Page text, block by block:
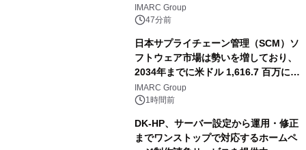
記録
IMARC Group
47分前
日本サプライチェーン管理（SCM）ソ
フトウェア市場は勢いを増しており、
2034年までに米ドル 1,616.7 百万に達
し、CAGR 3.42%で成長すると予測
IMARC Group
1時間前
DK-HP、サーバー設定から運用・修正
までワンストップで対応するホームペ